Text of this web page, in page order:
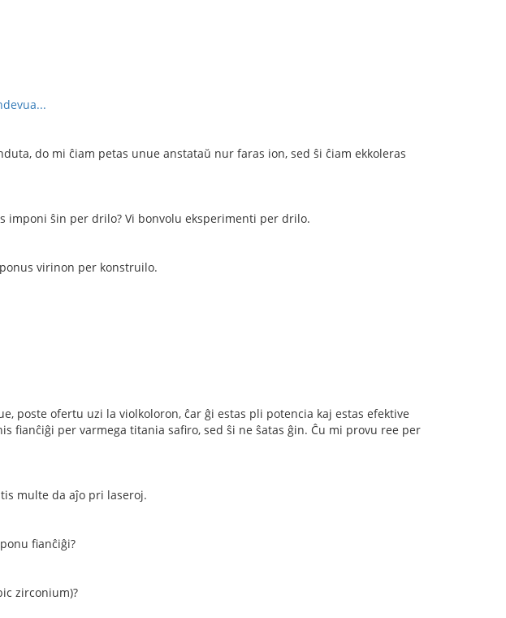
do mi ĉiam petas unue anstataŭ nur faras ion, sed ŝi ĉiam ekkoleras
imponi ŝin per drilo? Vi bonvolu eksperimenti per drilo.
virinon per konstruilo.
poste ofertu uzi la violkoloron, ĉar ĝi estas pli potencia kaj estas efektive
fianĉiĝi per varmega titania safiro, sed ŝi ne ŝatas ĝin. Ĉu mi provu ree per
multe da aĵo pri laseroj.
fianĉiĝi?
zirconium)?